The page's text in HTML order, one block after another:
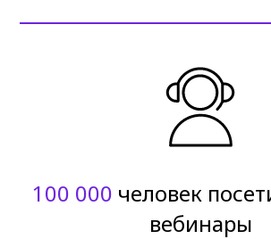
100 000 человек
вебинары